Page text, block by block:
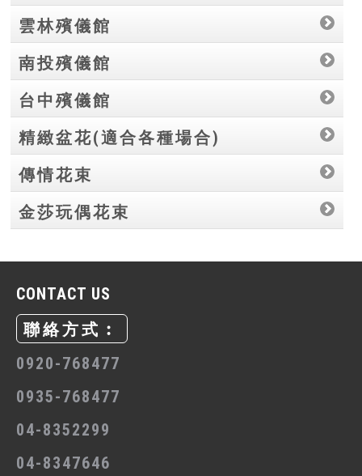
雲林殯儀館
南投殯儀館
台中殯儀館
精緻盆花(適合各種場合)
傳情花束
金莎玩偶花束
CONTACT US
聯絡方式︰
0920-768477
0935-768477
04-8352299
04-8347646